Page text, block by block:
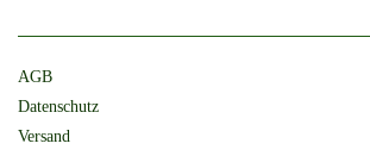
AGB
Datenschutz
Versand